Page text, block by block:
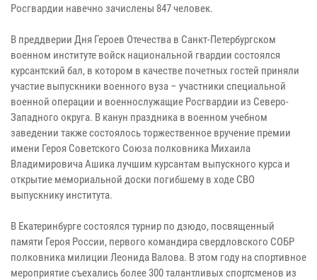
Росгвардии навечно зачислены 847 человек.
В преддверии Дня Героев Отечества в Санкт-Петербургском
военном институте войск национальной гвардии состоялся
курсантский бал, в котором в качестве почетных гостей приняли
участие выпускники военного вуза – участники специальной
военной операции и военнослужащие Росгвардии из Северо-
Западного округа. В канун праздника в военном учебном
заведении также состоялось торжественное вручение премии
имени Героя Советского Союза полковника Михаила
Владимировича Ашика лучшим курсантам выпускного курса и
открытие мемориальной доски погибшему в ходе СВО
выпускнику института.
В Екатеринбурге состоялся турнир по дзюдо, посвященный
памяти Героя России, первого командира свердловского СОБР
полковника милиции Леонида Валова. В этом году на спортивное
мероприятие съехались более 300 талантливых спортсменов из